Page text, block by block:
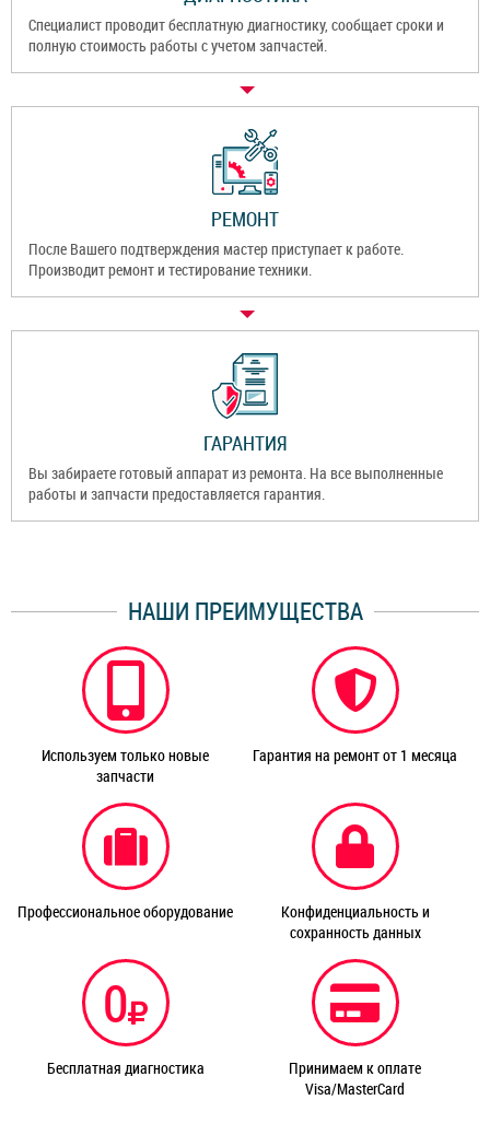
Специалист проводит бесплатную диагностику, сообщает сроки и
полную стоимость работы с учетом запчастей.
РЕМОНТ
После Вашего подтверждения мастер приступает к работе.
Производит ремонт и тестирование техники.
ГАРАНТИЯ
Вы забираете готовый аппарат из ремонта. На все выполненные
работы и запчасти предоставляется гарантия.
НАШИ ПРЕИМУЩЕСТВА
Используем только новые
запчасти
Гарантия на ремонт от 1 месяца
Профессиональное оборудование
Конфиденциальность и
сохранность данных
0
Бесплатная диагностика
Принимаем к оплате
Visa/MasterCard